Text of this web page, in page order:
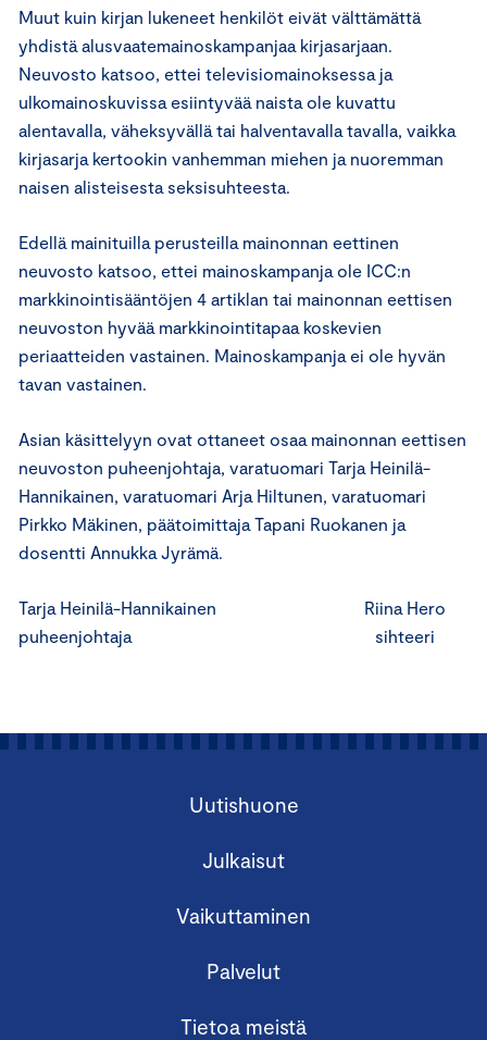
Muut kuin kirjan lukeneet henkilöt eivät välttämättä
yhdistä alusvaatemainoskampanjaa kirjasarjaan.
Neuvosto katsoo, ettei televisiomainoksessa ja
ulkomainoskuvissa esiintyvää naista ole kuvattu
alentavalla, väheksyvällä tai halventavalla tavalla, vaikka
kirjasarja kertookin vanhemman miehen ja nuoremman
naisen alisteisesta seksisuhteesta.
Edellä mainituilla perusteilla mainonnan eettinen
neuvosto katsoo, ettei mainoskampanja ole ICC:n
markkinointisääntöjen 4 artiklan tai mainonnan eettisen
neuvoston hyvää markkinointitapaa koskevien
periaatteiden vastainen. Mainoskampanja ei ole hyvän
tavan vastainen.
Asian käsittelyyn ovat ottaneet osaa mainonnan eettisen
neuvoston puheenjohtaja, varatuomari Tarja Heinilä-
Hannikainen, varatuomari Arja Hiltunen, varatuomari
Pirkko Mäkinen, päätoimittaja Tapani Ruokanen ja
dosentti Annukka Jyrämä.
Tarja Heinilä-Hannikainen Riina Hero
puheenjohtaja sihteeri
Uutishuone
Julkaisut
Vaikuttaminen
Palvelut
Tietoa meistä